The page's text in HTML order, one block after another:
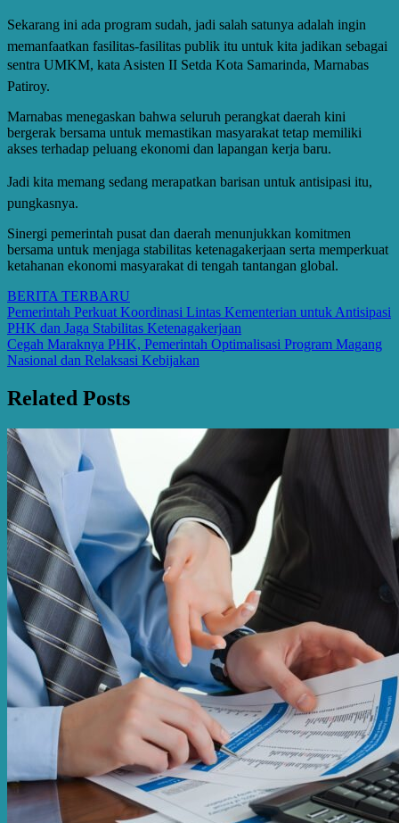
Sekarang ini ada program sudah, jadi salah satunya adalah ingin
memanfaatkan fasilitas-fasilitas publik itu untuk kita jadikan sebagai
sentra UMKM, kata Asisten II Setda Kota Samarinda, Marnabas
Patiroy.
Marnabas menegaskan bahwa seluruh perangkat daerah kini
bergerak bersama untuk memastikan masyarakat tetap memiliki
akses terhadap peluang ekonomi dan lapangan kerja baru.
Jadi kita memang sedang merapatkan barisan untuk antisipasi itu,
pungkasnya.
Sinergi pemerintah pusat dan daerah menunjukkan komitmen
bersama untuk menjaga stabilitas ketenagakerjaan serta memperkuat
ketahanan ekonomi masyarakat di tengah tantangan global.
BERITA TERBARU
Post
navigation
Pemerintah Perkuat Koordinasi Lintas Kementerian untuk Antisipasi
PHK dan Jaga Stabilitas Ketenagakerjaan
Cegah Maraknya PHK, Pemerintah Optimalisasi Program Magang
Nasional dan Relaksasi Kebijakan
Related Posts